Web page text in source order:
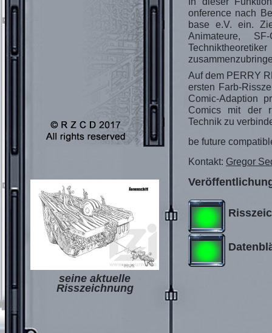
seine aktuelle
Risszeichnung
onference nach
base e.V. ein.
Animateure,
Auf dem PERRY
ersten Farb-
Comic-Adaption
Comics mit der
Technik zu
be future
Kontakt: Gregor